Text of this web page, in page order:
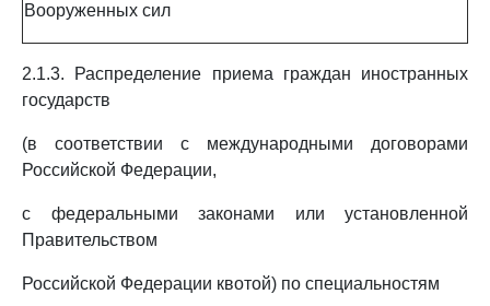
Вооруженных сил
2.1.3. Распределение приема граждан иностранных
государств
(в соответствии с международными договорами
Российской Федерации,
с федеральными законами или установленной
Правительством
Российской Федерации квотой) по специальностям